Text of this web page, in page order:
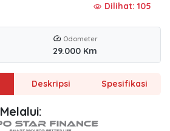
visibility Dilihat: 105
Odometer
29.000 Km
Deskripsi Spesifikasi
Melalui: